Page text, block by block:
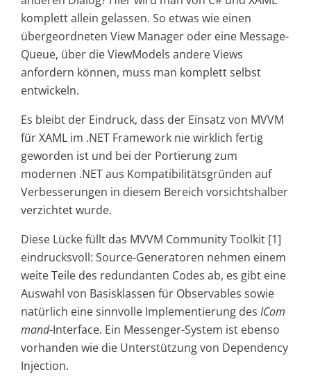
komplett allein gelassen. So etwas wie einen
übergeordneten View Manager oder eine Message-
Queue, über die ViewModels andere Views
anfordern können, muss man komplett selbst
entwickeln.
Es bleibt der Eindruck, dass der Einsatz von MVVM
für XAML im .NET Framework nie wirklich fertig
geworden ist und bei der Portierung zum
modernen .NET aus Kompatibilitätsgründen auf
Verbesserungen in diesem Bereich vorsichtshalber
verzichtet wurde.
Diese Lücke füllt das MVVM Community Toolkit [1]
eindrucksvoll: Source-Generatoren nehmen einem
weite Teile des redundanten Codes ab, es gibt eine
Auswahl von Basisklassen für Observables sowie
natürlich eine sinnvolle Implementierung des ICom
mand-Interface. Ein Messenger-System ist ebenso
vorhanden wie die Unterstützung von Dependency
Injection.